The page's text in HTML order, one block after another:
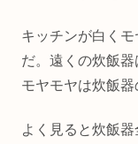
キッチンが白く
だ。遠くの炊飯
モヤモヤは炊飯器
よく見ると炊飯器